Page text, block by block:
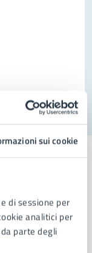
sui cookie
di sessione per
analitici per
parte degli